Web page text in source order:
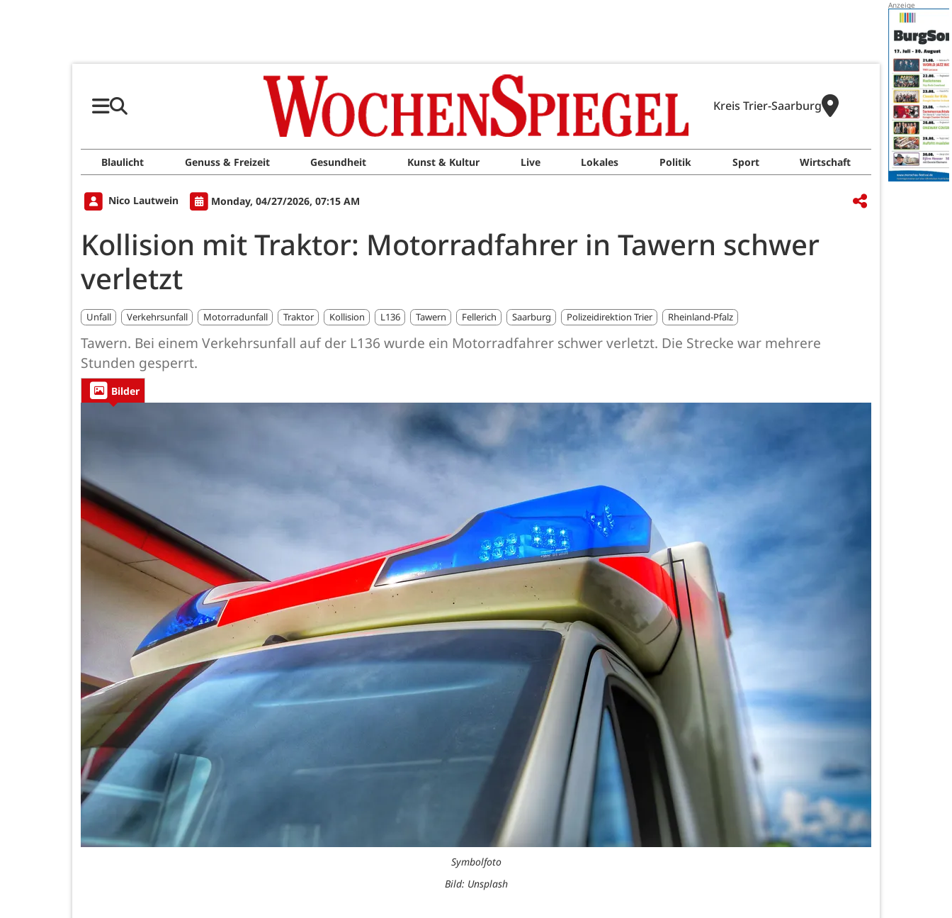
Kreis Trier-Saarburg
Blaulicht Genuss & Freizeit Gesundheit Kunst & Kultur Live Lokales Politik Sport Wirtschaft
Nico Lautwein Monday, 04/27/2026, 07:15 AM
Kollision mit Traktor: Motorradfahrer in Tawern schwer
verletzt
Unfall Verkehrsunfall Motorradunfall Traktor Kollision L136 Tawern Fellerich Saarburg Polizeidirektion Trier Rheinland-Pfalz
Tawern. Bei einem Verkehrsunfall auf der L136 wurde ein Motorradfahrer schwer verletzt. Die Strecke war mehrere
Stunden gesperrt.
Bilder
Symbolfoto
Bild: Unsplash